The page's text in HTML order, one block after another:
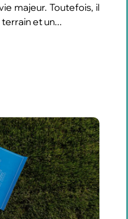
majeur. Toutefois, il
et un...